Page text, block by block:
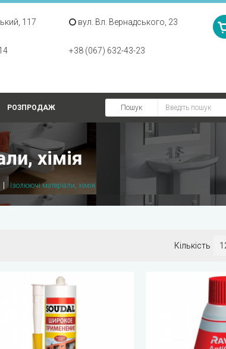
117 вул. Вл. Вернадського, 23
+38 (067) 632-43-23
РОЗПРОДАЖ Пошук
хімія
Ізолюючі матеріали, хімія
Кількість